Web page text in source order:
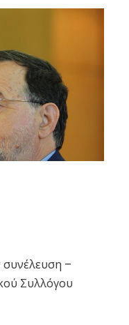
–
Συλλόγου